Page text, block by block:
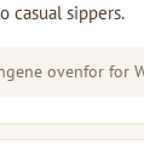
casual sippers.
ovenfor